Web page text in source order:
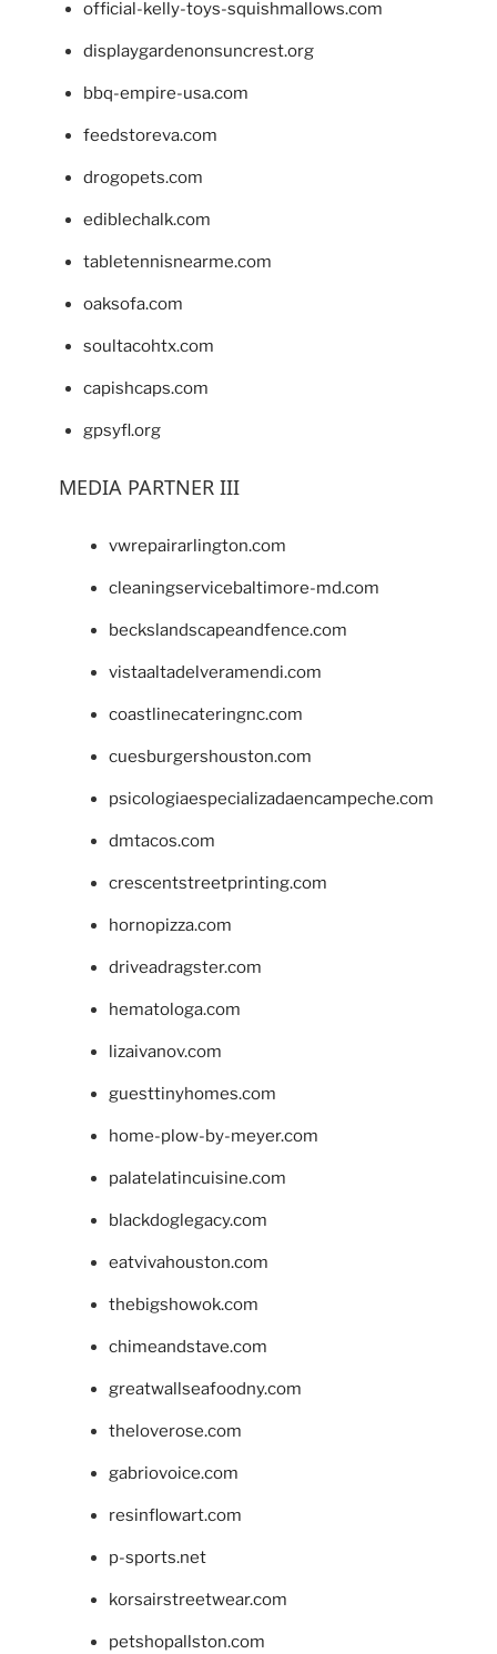
official-kelly-toys-squishmallows.com
displaygardenonsuncrest.org
bbq-empire-usa.com
feedstoreva.com
drogopets.com
ediblechalk.com
tabletennisnearme.com
oaksofa.com
soultacohtx.com
capishcaps.com
gpsyfl.org
MEDIA PARTNER III
vwrepairarlington.com
cleaningservicebaltimore-md.com
beckslandscapeandfence.com
vistaaltadelveramendi.com
coastlinecateringnc.com
cuesburgershouston.com
psicologiaespecializadaencampeche.com
dmtacos.com
crescentstreetprinting.com
hornopizza.com
driveadragster.com
hematologa.com
lizaivanov.com
guesttinyhomes.com
home-plow-by-meyer.com
palatelatincuisine.com
blackdoglegacy.com
eatvivahouston.com
thebigshowok.com
chimeandstave.com
greatwallseafoodny.com
theloverose.com
gabriovoice.com
resinflowart.com
p-sports.net
korsairstreetwear.com
petshopallston.com